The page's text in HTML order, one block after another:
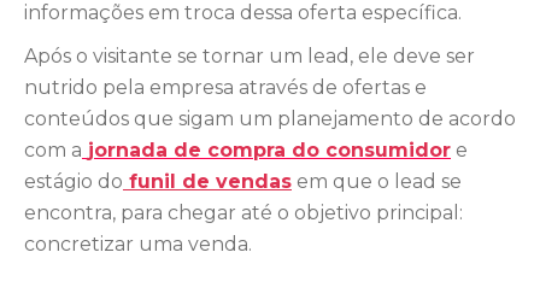
informações em troca dessa oferta específica.
Após o visitante se tornar um lead, ele deve ser
nutrido pela empresa através de ofertas e
conteúdos que sigam um planejamento de acordo
com a jornada de compra do consumidor e
estágio do funil de vendas em que o lead se
encontra, para chegar até o objetivo principal:
concretizar uma venda.